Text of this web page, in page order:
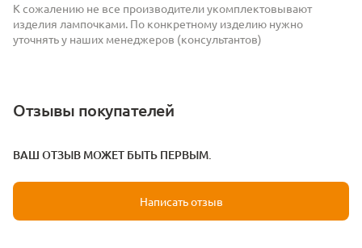
К сожалению не все производители укомплектовывают
изделия лампочками. По конкретному изделию нужно
уточнять у наших менеджеров (консультантов)
Отзывы покупателей
ВАШ ОТЗЫВ МОЖЕТ БЫТЬ ПЕРВЫМ.
Написать отзыв